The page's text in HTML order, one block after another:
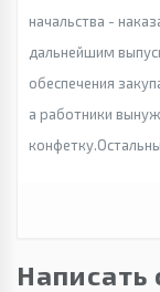
начальства -
дальнейшим
обеспечения
а работники
Написать